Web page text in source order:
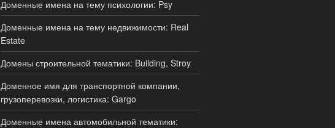
Доменные имена на тему психологии: Psy
Доменные имена на тему недвижимости: Real
Estate
Домены строительной тематики: Building, Stroy
Доменное имя для транспортной компании,
грузоперевозки, логистика: Gargo
Доменные имена автомобильной тематики: